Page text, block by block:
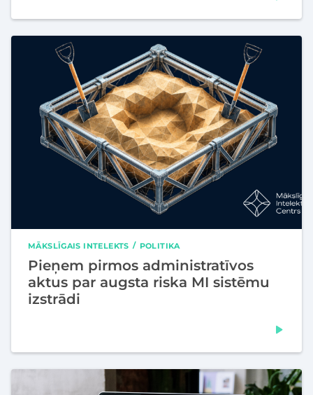
MĀKSLĪGAIS INTELEKTS POLITIKA
Pieņem pirmos administratīvos
aktus par augsta riska MI sistēmu
izstrādi